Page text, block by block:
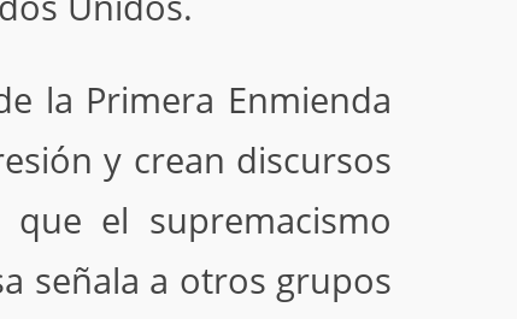
la Primera Enmienda
y crean discursos
el supremacismo
señala a otros grupos